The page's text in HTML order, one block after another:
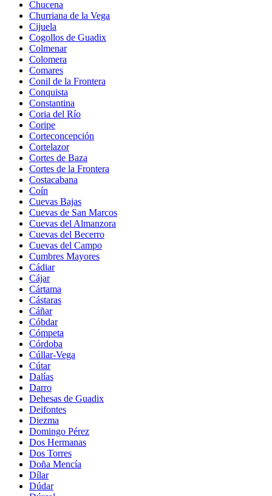
Chucena
Churriana de la Vega
Cijuela
Cogollos de Guadix
Colmenar
Colomera
Comares
Conil de la Frontera
Conquista
Constantina
Coria del Río
Coripe
Corteconcepción
Cortelazor
Cortes de Baza
Cortes de la Frontera
Costacabana
Coín
Cuevas Bajas
Cuevas de San Marcos
Cuevas del Almanzora
Cuevas del Becerro
Cuevas del Campo
Cumbres Mayores
Cádiar
Cájar
Cártama
Cástaras
Cáñar
Cóbdar
Cómpeta
Córdoba
Cúllar-Vega
Cútar
Dalías
Darro
Dehesas de Guadix
Deifontes
Diezma
Domingo Pérez
Dos Hermanas
Dos Torres
Doña Mencía
Dílar
Dúdar